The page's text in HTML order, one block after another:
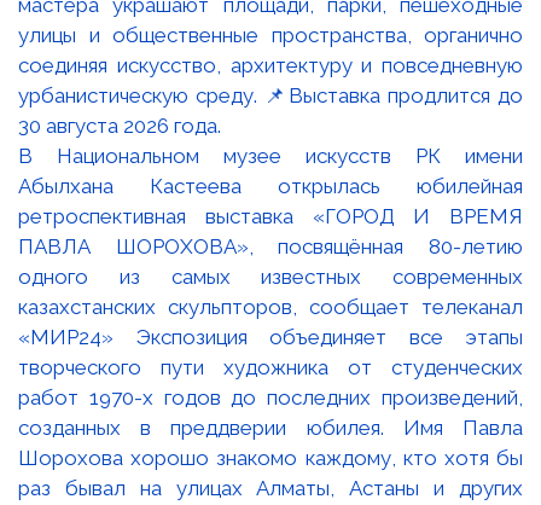
В Национальном музее искусств РК имени
Абылхана Кастеева открылась юбилейная
ретроспективная выставка «ГОРОД И ВРЕМЯ
ПАВЛА ШОРОХОВА», посвящённая 80-летию
одного из самых известных современных
казахстанских скульпторов, сообщает телеканал
«МИР24» Экспозиция объединяет все этапы
творческого пути художника от студенческих
работ 1970-х годов до последних произведений,
созданных в преддверии юбилея. Имя Павла
Шорохова хорошо знакомо каждому, кто хотя бы
раз бывал на улицах Алматы, Астаны и других